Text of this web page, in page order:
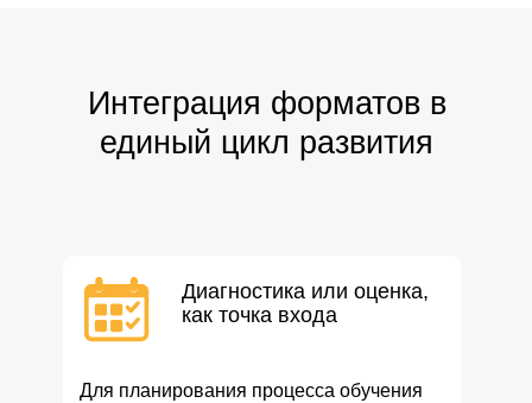
Интеграция форматов в
единый цикл развития
Диагностика или оценка,
как точка входа
Для планирования процесса обучения